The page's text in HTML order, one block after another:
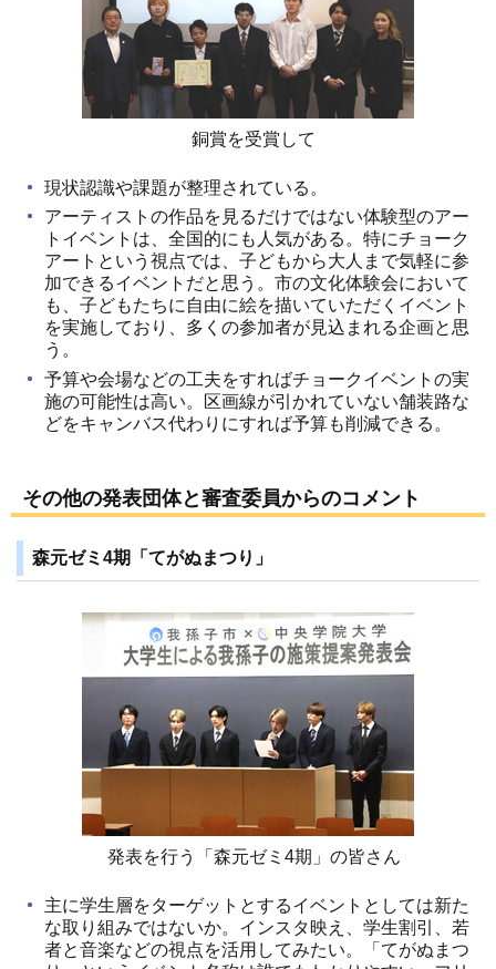
銅賞を受賞して
現状認識や課題が整理されている。
アーティストの作品を見るだけではない体験型のアー
トイベントは、全国的にも人気がある。特にチョーク
アートという視点では、子どもから大人まで気軽に参
加できるイベントだと思う。市の文化体験会において
も、子どもたちに自由に絵を描いていただくイベント
を実施しており、多くの参加者が見込まれる企画と思
う。
予算や会場などの工夫をすればチョークイベントの実
施の可能性は高い。区画線が引かれていない舗装路な
どをキャンバス代わりにすれば予算も削減できる。
その他の発表団体と審査委員からのコメント
森元ゼミ4期「てがぬまつり」
発表を行う「森元ゼミ4期」の皆さん
主に学生層をターゲットとするイベントとしては新た
な取り組みではないか。インスタ映え、学生割引、若
者と音楽などの視点を活用してみたい。「てがぬまつ